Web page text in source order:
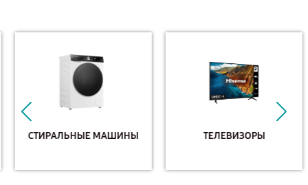
СТИРАЛЬНЫЕ МАШИНЫ ТЕЛЕВИЗОРЫ